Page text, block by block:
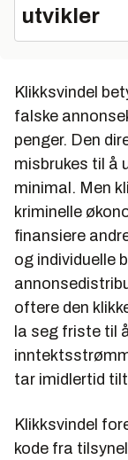
utvikler
Klikksvindel
falske
penger. Den
misbrukes til å
minimal. Men
kriminelle
finansiere
og individuelle
oftere den
la seg friste til
tar imidlertid
Klikksvindel
kode fra